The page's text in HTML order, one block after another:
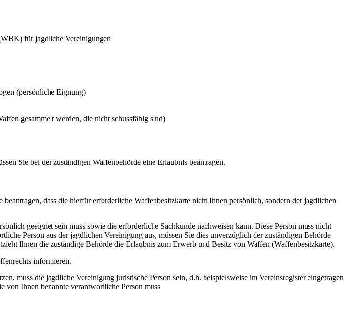
für jagdliche Vereinigungen
(persönliche Eignung)
gesammelt werden, die nicht schussfähig sind)
Sie bei der zuständigen Waffenbehörde eine Erlaubnis beantragen.
dass die hierfür erforderliche Waffenbesitzkarte nicht Ihnen persönlich, sondern der jagdlichen
geeignet sein muss sowie die erforderliche Sachkunde nachweisen kann. Diese Person muss nicht
Person aus der jagdlichen Vereinigung aus, müssen Sie dies unverzüglich der zuständigen Behörde
Ihnen die zuständige Behörde die Erlaubnis zum Erwerb und Besitz von Waffen (Waffenbesitzkarte).
informieren.
muss die jagdliche Vereinigung juristische Person sein, d.h. beispielsweise im Vereinsregister eingetragen
von Ihnen benannte verantwortliche Person muss